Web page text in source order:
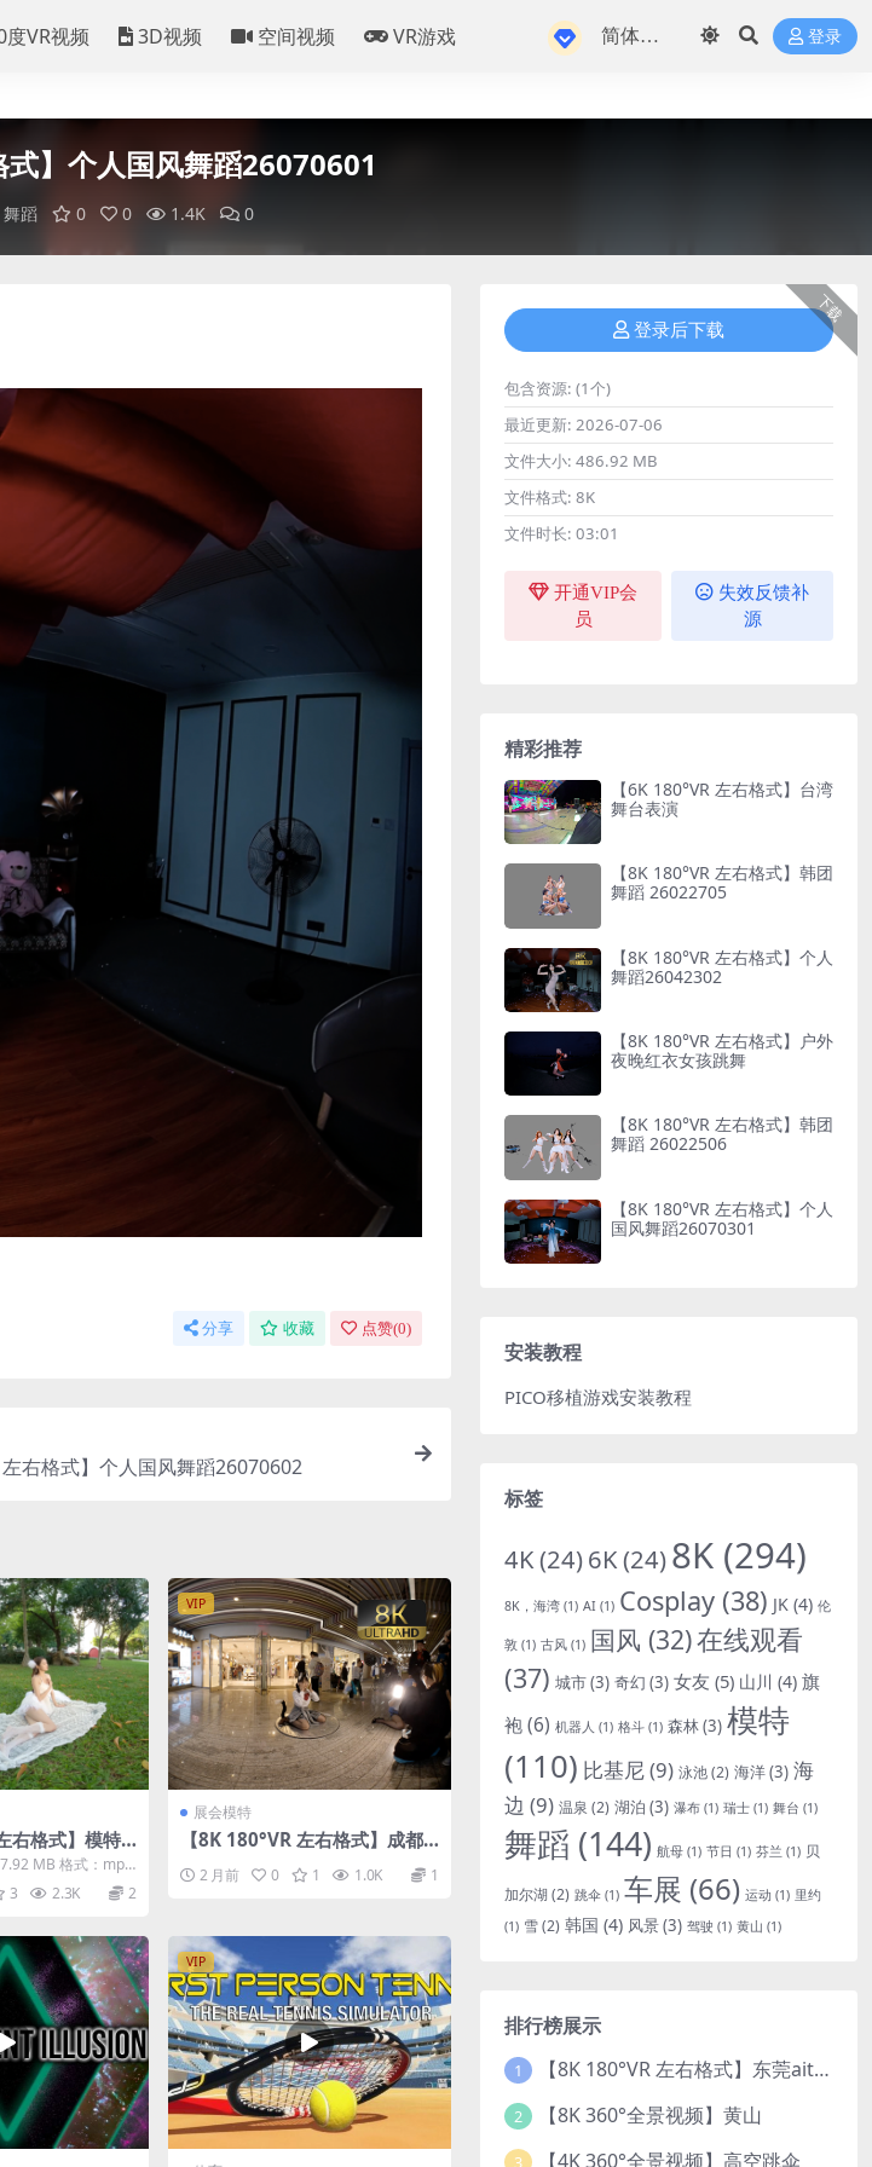
度VR视频 3D视频 空间视频 VR游戏 登录
式】个人国风舞蹈26070601
舞蹈 0 0 1.4K 0
分享 收藏 点赞(0)
左右格式】个人国风舞蹈26070602
右格式】模特 T
sunMB 格式：mp4
时长：...
3 2.3K 2
VIP
展会模特
【8K 180°VR 左右格式】成都
2 月前 0 1 1.0K 1
VIP
下载
登录后下载
包含资源: (1个)
最近更新: 2026-07-06
文件大小: 486.92 MB
文件格式: 8K
文件时长: 03:01
开通VIP会
员
失效反馈补
源
精彩推荐
【6K 180°VR 左右格式】台湾
舞台表演
【8K 180°VR 左右格式】韩团
舞蹈 26022705
【8K 180°VR 左右格式】个人
舞蹈26042302
【8K 180°VR 左右格式】户外
夜晚红衣女孩跳舞
【8K 180°VR 左右格式】韩团
舞蹈 26022506
【8K 180°VR 左右格式】个人
国风舞蹈26070301
安装教程
PICO移植游戏安装教程
标签
4K(24)6K(24)8K (294)
8K，海湾 (1) AI (1) Cosplay (38) JK (4) 伦
敦 (1) 古风 (1) 国风 (32)在线观看
(37) 城市(3) 奇幻 (3) 女友 (5) 山川 (4) 旗
袍(6) 机器人 (1) 格斗 (1) 森林(3) 模特
(110) 比基尼(9) 泳池(2) 海洋(3) 海
边 (9) 温泉 (2) 湖泊 (3) 瀑布 (1) 瑞士 (1) 舞台 (1)
舞蹈 (144) 航母 (1) 节日 (1) 芬兰 (1) 贝
加尔湖 (2) 跳伞 (1) 车展 (66) 运动 (1) 里约
(1) 雪(2) 韩国 (4) 风景(3) 驾驶 (1) 黄山 (1)
排行榜展示
1 【8K 180°VR 左右格式】东莞ait改装展 车模贝贝
2 【8K 360°全景视频】黄山
3 【4K 360°全景视频】高空跳伞